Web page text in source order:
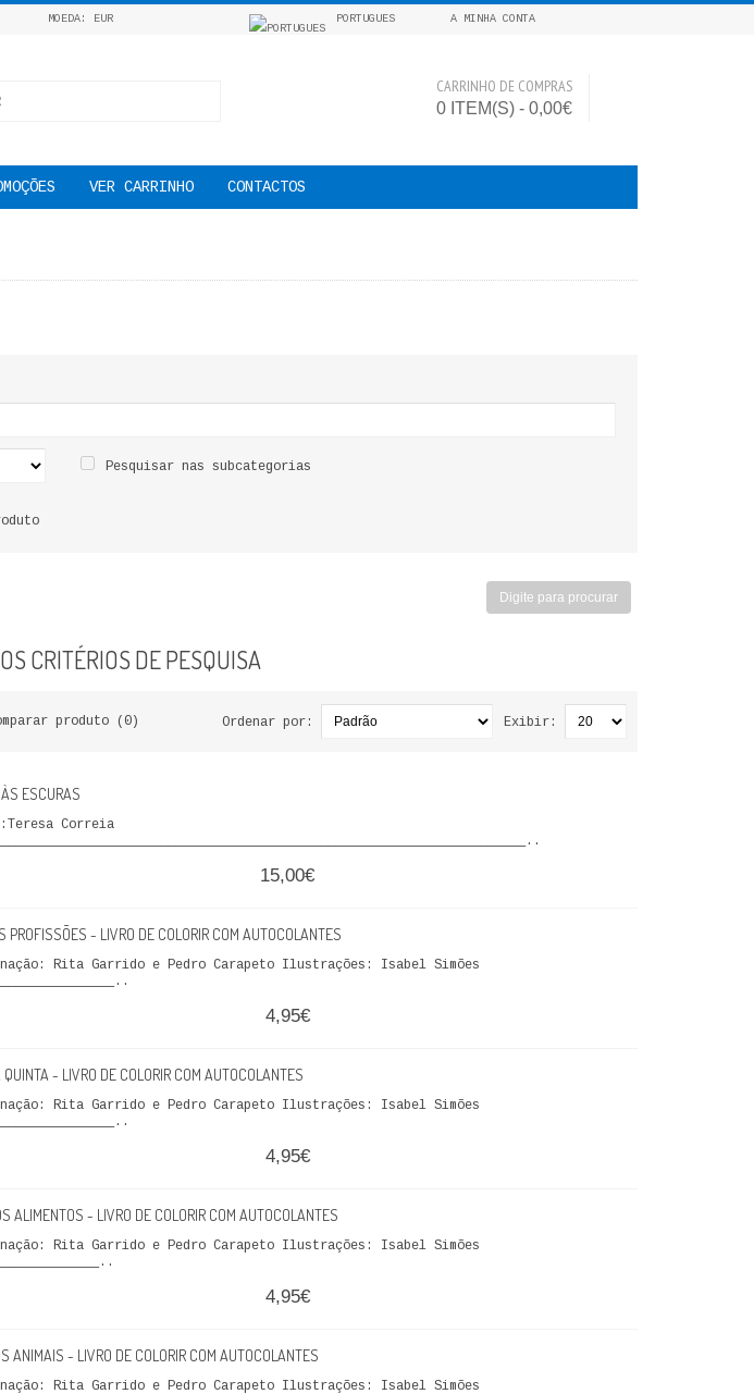
MOEDA: EUR PORTUGUES A MINHA CONTA
CARRINHO DE COMPRAS
0 ITEM(S) - 0,00€
VER CARRINHO CONTACTOS
Pesquisar nas subcategorias
CRITÉRIOS DE PESQUISA
produto (0) Exibir:
Ordenar por:
ESCURAS
Correia
15,00€
PROFISSÕES - LIVRO DE COLORIR COM AUTOCOLANTES
Rita Garrido e Pedro Carapeto Ilustrações: Isabel Simões
4,95€
QUINTA - LIVRO DE COLORIR COM AUTOCOLANTES
Rita Garrido e Pedro Carapeto Ilustrações: Isabel Simões
4,95€
ALIMENTOS - LIVRO DE COLORIR COM AUTOCOLANTES
Rita Garrido e Pedro Carapeto Ilustrações: Isabel Simões
4,95€
ANIMAIS - LIVRO DE COLORIR COM AUTOCOLANTES
Rita Garrido e Pedro Carapeto Ilustrações: Isabel Simões